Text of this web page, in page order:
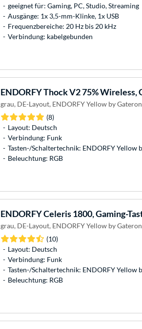
geeignet für: Gaming, PC, Studio, Streaming
Ausgänge: 1x 3,5-mm-Klinke, 1x USB
Frequenzbereiche: 20 Hz bis 20 kHz
Verbindung: kabelgebunden
ENDORFYThock V2 75% Wireless,
grau, DE-Layout, ENDORFY Yellow by Gateron
(8)
Layout: Deutsch
Verbindung: Funk
Tasten-/Schaltertechnik: ENDORFY Yellow
Beleuchtung: RGB
ENDORFYCeleris 1800, Gaming-
grau, DE-Layout, ENDORFY Yellow by Gateron
(10)
Layout: Deutsch
Verbindung: Funk
Tasten-/Schaltertechnik: ENDORFY Yellow
Beleuchtung: RGB